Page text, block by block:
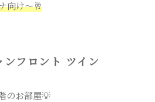
向け〜🥂
フロント ツイン
のお部屋💡